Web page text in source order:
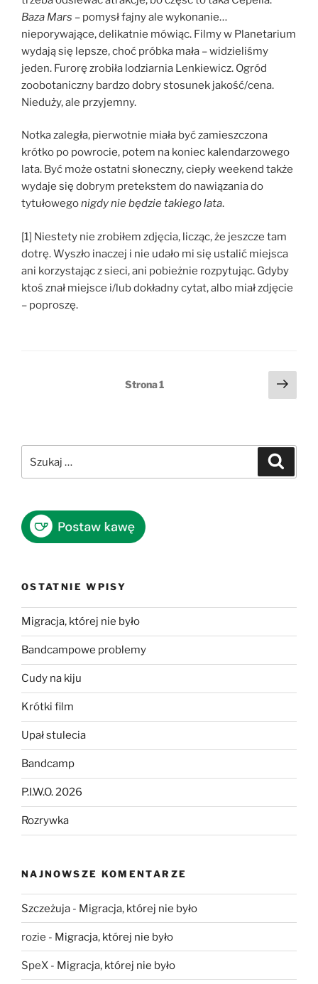
Baza Mars – pomysł fajny ale wykonanie…
nieporywające, delikatnie mówiąc. Filmy w Planetarium
wydają się lepsze, choć próbka mała – widzieliśmy
jeden. Furorę zrobiła lodziarnia Lenkiewicz. Ogród
zoobotaniczny bardzo dobry stosunek jakość/cena.
Nieduży, ale przyjemny.
Notka zaległa, pierwotnie miała być zamieszczona
krótko po powrocie, potem na koniec kalendarzowego
lata. Być może ostatni słoneczny, ciepły weekend także
wydaje się dobrym pretekstem do nawiązania do
tytułowegonigdy nie będzie takiego lata.
[1] Niestety nie zrobiłem zdjęcia, licząc, że jeszcze tam
dotrę. Wyszło inaczej i nie udało mi się ustalić miejsca
ani korzystając z sieci, ani pobieżnie rozpytując. Gdyby
ktoś znał miejsce i/lub dokładny cytat, albo miał zdjęcie
– poproszę.
Strona1
OSTATNIE WPISY
Migracja, której nie było
Bandcampowe problemy
Cudy na kiju
Krótki film
Upał stulecia
Bandcamp
P.I.W.O. 2026
Rozrywka
NAJNOWSZE KOMENTARZE
Szczeżuja - Migracja, której nie było
rozie - Migracja, której nie było
SpeX - Migracja, której nie było